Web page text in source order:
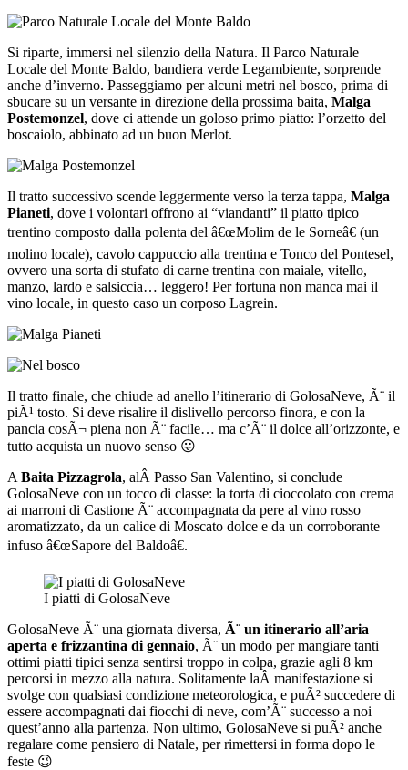
Si riparte, immersi nel silenzio della Natura. Il Parco Naturale
Locale del Monte Baldo, bandiera verde Legambiente, sorprende
anche d’inverno. Passeggiamo per alcuni metri nel bosco, prima di
sbucare su un versante in direzione della prossima baita, Malga
Postemonzel, dove ci attende un goloso primo piatto: l’orzetto del
boscaiolo, abbinato ad un buon Merlot.
Il tratto successivo scende leggermente verso la terza tappa, Malga
Pianeti, dove i volontari offrono ai “viandanti” il piatto tipico
trentino composto dalla polenta del â€œMolim de le Sorneâ€ (un
molino locale), cavolo cappuccio alla trentina e Tonco del Pontesel,
ovvero una sorta di stufato di carne trentina con maiale, vitello,
manzo, lardo e salsiccia… leggero! Per fortuna non manca mai il
vino locale, in questo caso un corposo Lagrein.
Il tratto finale, che chiude ad anello l’itinerario di GolosaNeve, Ã¨ il
piÃ¹ tosto. Si deve risalire il dislivello percorso finora, e con la
pancia cosÃ¬ piena non Ã¨ facile… ma c’Ã¨ il dolce all’orizzonte, e
tutto acquista un nuovo senso 😛
A Baita Pizzagrola, alÂ Passo San Valentino, si conclude
GolosaNeve con un tocco di classe: la torta di cioccolato con crema
ai marroni di Castione Ã¨ accompagnata da pere al vino rosso
aromatizzato, da un calice di Moscato dolce e da un corroborante
infuso â€œSapore del Baldoâ€.
I piatti di GolosaNeve
GolosaNeve Ã¨ una giornata diversa, Ã¨ un itinerario all’aria
aperta e frizzantina di gennaio, Ã¨ un modo per mangiare tanti
ottimi piatti tipici senza sentirsi troppo in colpa, grazie agli 8 km
percorsi in mezzo alla natura. Solitamente laÂ manifestazione si
svolge con qualsiasi condizione meteorologica, e puÃ² succedere di
essere accompagnati dai fiocchi di neve, com’Ã¨ successo a noi
quest’anno alla partenza. Non ultimo, GolosaNeve si puÃ² anche
regalare come pensiero di Natale, per rimettersi in forma dopo le
feste 😉